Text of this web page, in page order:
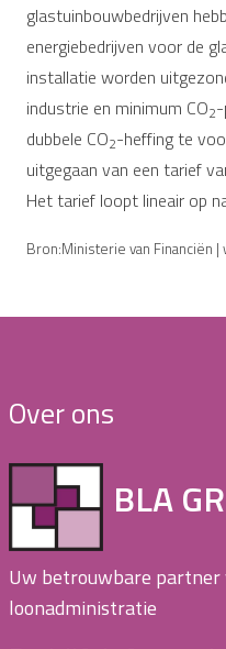
glastuinbouwbedrijven
energiebedrijven voor de
installatie worden
industrie en minimum CO2
dubbele CO2-heffing te
uitgegaan van een tarief
Het tarief loopt lineair op
Bron:Ministerie van Financiën
Over ons
BLA
Uw betrouwbare partner
loonadministratie